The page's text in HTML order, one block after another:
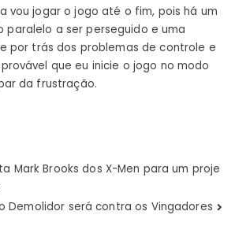
vou jogar o jogo até o fim, pois há um
paralelo a ser perseguido e uma
por trás dos problemas de controle e
que eu inicie o jogo no modo
da frustração.
Mark Brooks dos X-Men para um proje
Demolidor será contra os Vingadores